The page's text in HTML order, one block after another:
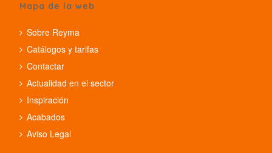
Mapa de la web
Sobre Reyma
Catálogos y tarifas
Contactar
Actualidad en el sector
Inspiración
Acabados
Aviso Legal